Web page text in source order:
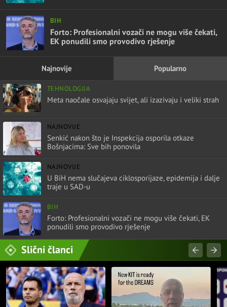
BIH
Forto: Profesionalni vozači ne mogu više čekati,
EK ponudili smo provodivo rješenje
Najnovije Popularno
TEHNOLOGIJA
Meta naočale osvajaju svijet, ali izazivaju i veliki strah
NAJNOVIJE
Senkić nakon što je Inspekcija osporila otkaze
Bošnjacima: Sve bih ponovila
NAJNOVIJE
U BiH nema slučajeva ciklosporijaze, epidemija i dalje
traje u SAD-u
BIH
Forto: Profesionalni vozači ne mogu više čekati, EK
ponudili smo provodivo rješenje
Slični članci